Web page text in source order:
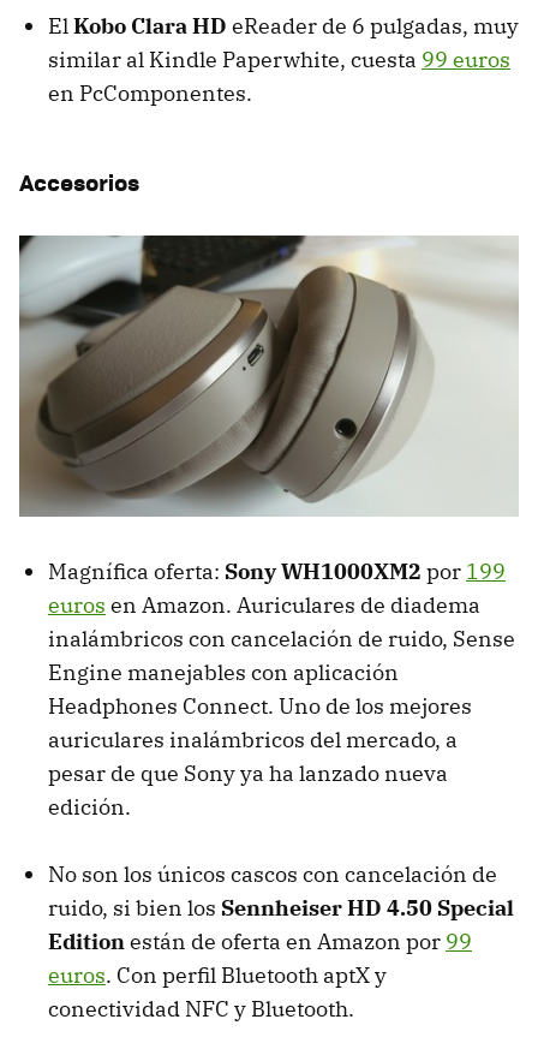
ElKobo Clara HD eReader de 6 pulgadas, muy
similar al Kindle Paperwhite, cuesta 99 euros
en PcComponentes.
Accesorios
Magnífica oferta: Sony WH1000XM2 por 199
euros en Amazon. Auriculares de diadema
inalámbricos con cancelación de ruido, Sense
Engine manejables con aplicación
Headphones Connect. Uno de los mejores
auriculares inalámbricos del mercado, a
pesar de que Sony ya ha lanzado nueva
edición.
No son los únicos cascos con cancelación de
ruido, si bien los Sennheiser HD 4.50 Special
Editionestán de oferta en Amazon por 99
euros. Con perfil Bluetooth aptX y
conectividad NFC y Bluetooth.